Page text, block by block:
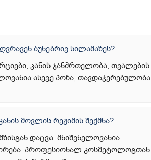
ბუნებრივ სილამაზეს?
კანის ჯანმრთელობა, თვალების
ასევე პოზა, თავდაჯერებულობა
მოვლის რეჟიმის შექმნა?
დაცვა. მნიშვნელოვანია
პროფესიონალ კოსმეტოლოგთან